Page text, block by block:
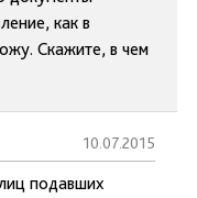
как в
Скажите, в чем
10.07.2015
подавших